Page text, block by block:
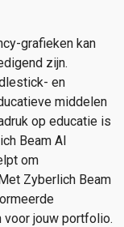
grafieken kan
zijn.
en
middelen
op educatie is
Beam AI
om
Zyberlich Beam
jouw portfolio.